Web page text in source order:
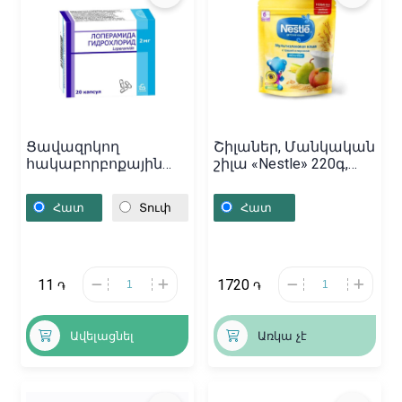
Ցավազրկող
հակաբորբոքային
Դեղապատիճներ
«Лоперамида» 2մգ,
Հատ Տուփ
11 ֏
Ավելացնել
Շիլաներ, Մանկական
շիլա «Nestle» 220գ,
Հատ
1720 ֏
Առկա չէ